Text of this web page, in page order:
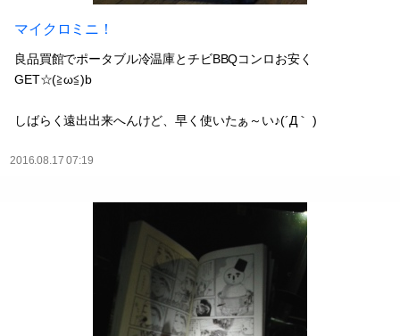
マイクロミニ！
良品買館でポータブル冷温庫とチビBBQコンロお安く
GET☆(≧ω≦)b
しばらく遠出出来へんけど、早く使いたぁ～い♪(´Д｀ )
2016.08.17 07:19